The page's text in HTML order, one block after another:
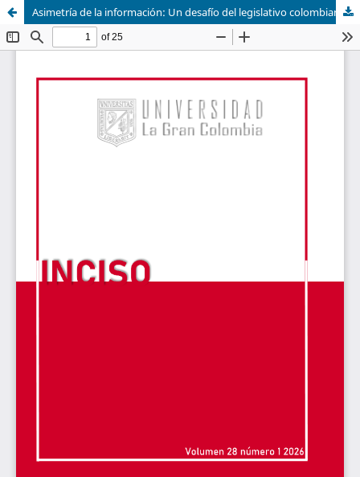
Asimetría de la información: Un desafío del legislativo colombiano como falla de mercado en las relaciones contractuales del modelaje webcam